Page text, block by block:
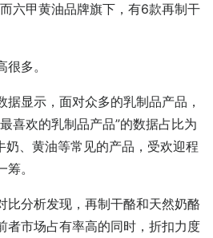
六甲黄油品牌旗下，有6款再制干
多。
显示，面对众多的乳制品产品，
喜欢的乳制品产品”的数据占比为
、黄油等常见的产品，受欢迎程
。
比分析发现，再制干酪和天然奶酪
者市场占有率高的同时，折扣力度